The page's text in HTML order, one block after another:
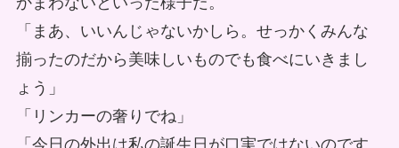
「まあ、いいんじゃないかしら。せっかくみんな
揃ったのだから美味しいものでも食べにいきまし
ょう」
「リンカーの奢りでね」